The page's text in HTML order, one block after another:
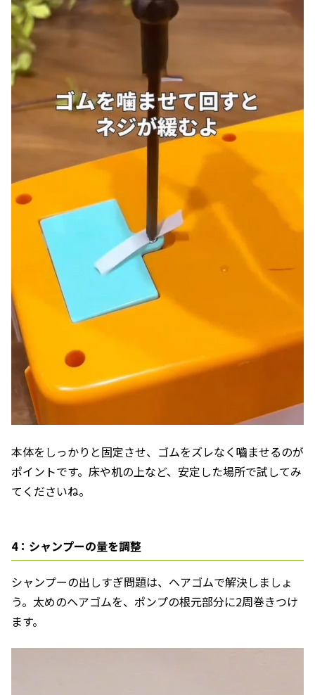
本体をしっかりと固定させ、ゴムをズレなく嚙ませるのが
ポイントです。床や机の上など、安定した場所で試してみ
てくださいね。
4：シャンプーの量を調整
シャンプーの出しすぎ問題は、ヘアゴムで解決しましょ
う。太めのヘアゴムを、ポンプの根元部分に2周巻きつけ
ます。